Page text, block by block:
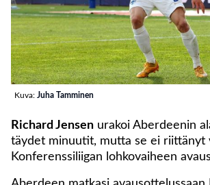
Kuva: Juha Tamminen
Richard Jensen urakoi Aberdeenin
täydet minuutit, mutta se ei riittänyt
Konferenssiliigan lohkovaiheen